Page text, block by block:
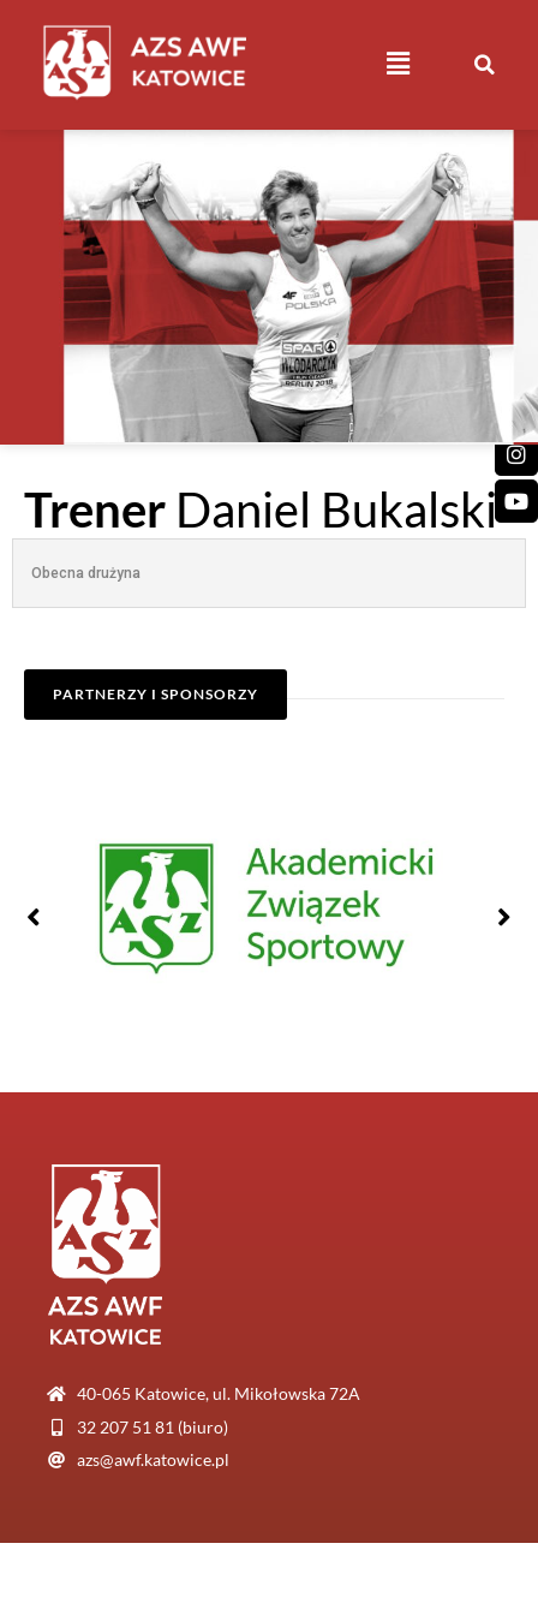
Trener Daniel Bukalski
Obecna drużyna
PARTNERZY I SPONSORZY
40-065 Katowice, ul. Mikołowska 72A
32 207 51 81 (biuro)
azs@awf.katowice.pl